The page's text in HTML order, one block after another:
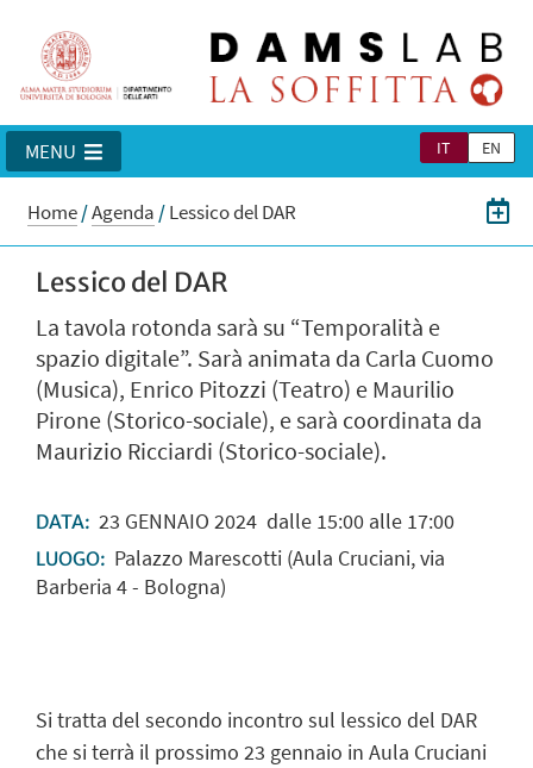
IT EN
MENU
Home/Agenda /Lessico del DAR
Lessico del DAR
La tavola rotonda sarà su “Temporalità e
spazio digitale”. Sarà animata da Carla Cuomo
(Musica), Enrico Pitozzi (Teatro) e Maurilio
Pirone (Storico-sociale), e sarà coordinata da
Maurizio Ricciardi (Storico-sociale).
DATA: 23 GENNAIO 2024dalle 15:00 alle 17:00
LUOGO: Palazzo Marescotti (Aula Cruciani, via
Barberia 4 - Bologna)
Si tratta del secondo incontro sul lessico del DAR
che si terrà il prossimo 23 gennaio in Aula Cruciani